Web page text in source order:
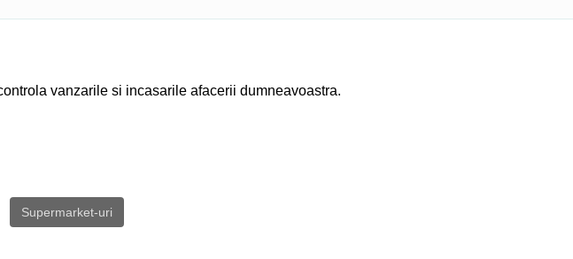
vanzarile si incasarile afacerii dumneavoastra.
Supermarket-uri